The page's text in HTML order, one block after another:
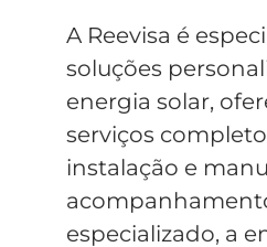
A Reevisa é
soluções
energia solar,
serviços
instalação e
especializado, a